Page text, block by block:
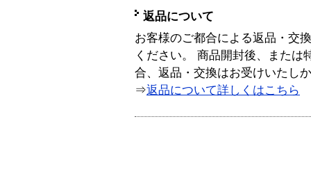
返品について
お客様のご都合による返品・交
ください。 商品開封後、または
合、返品・交換はお受けいたし
⇒返品について詳しくはこちら